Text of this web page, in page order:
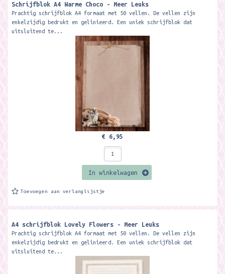
Schrijfblok A4 Warme Choco - Meer Leuks
Prachtig schrijfblok A4 formaat met 50 vellen. De vellen zijn
enkelzijdig bedrukt en gelinieerd. Een uniek schrijfblok dat
uitsluitend te...
€ 6,95
In winkelwagen
Toevoegen aan verlanglijstje
A4 schrijfblok Lovely Flowers - Meer Leuks
Prachtig schrijfblok A4 formaat met 50 vellen. De vellen zijn
enkelzijdig bedrukt en gelinieerd. Een uniek schrijfblok dat
uitsluitend te...